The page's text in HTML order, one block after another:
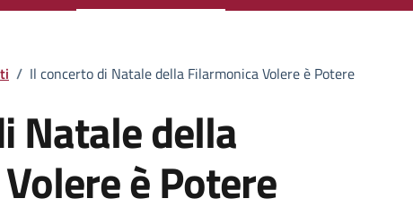
/ Il concerto di Natale della Filarmonica Volere è Potere
Natale della
è Potere